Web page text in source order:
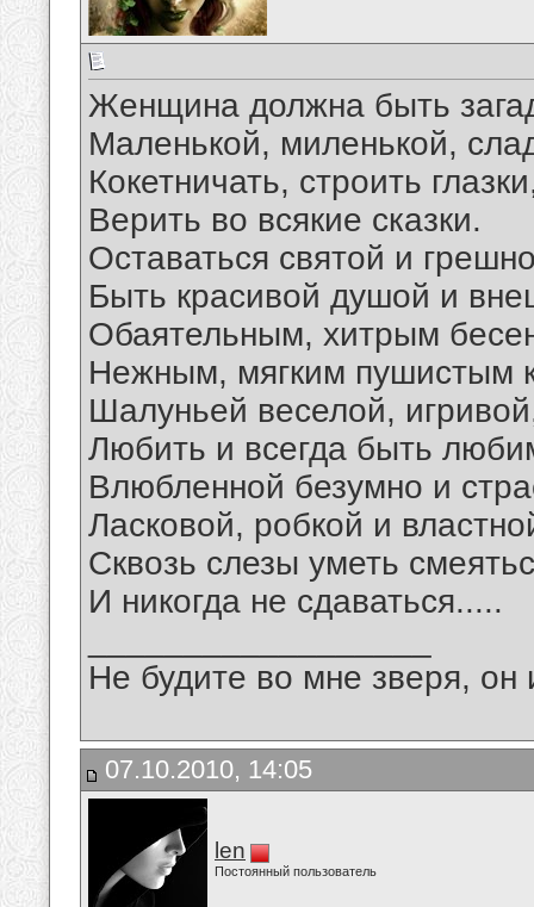
Женщина должна быть
Маленькой, миленькой,
Кокетничать, строить
Верить во всякие сказки.
Оставаться святой и
Быть красивой душой и
Обаятельным, хитрым
Нежным, мягким пушистым
Шалуньей веселой,
Любить и всегда быть
Влюбленной безумно и
Ласковой, робкой и
Сквозь слезы уметь
И никогда не сдаваться.....
Не будите во мне зверя, он
07.10.2010, 14:05
len
Постоянный пользователь